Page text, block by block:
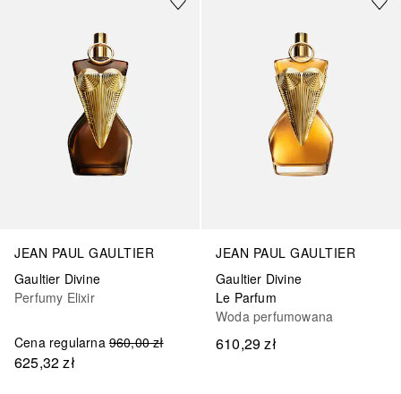
JEAN PAUL GAULTIER
Gaultier Divine
Perfumy Elixir
Cena regularna 960,00 zł
625,32 zł
JEAN PAUL GAULTIER
Gaultier Divine
Le Parfum
Woda perfumowana
610,29 zł